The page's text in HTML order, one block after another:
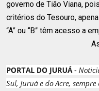
governo de Tião Viana,
critérios do Tesouro,
“A” ou “B” têm acesso a
PORTAL DO JURUÁ -
Sul, Juruá e do Acre,